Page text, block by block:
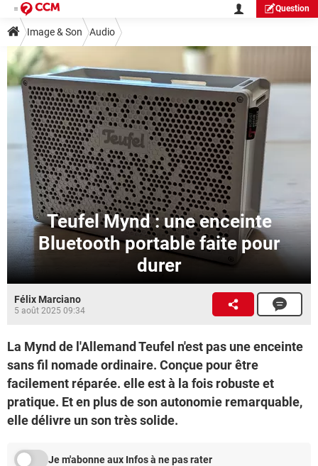
Question
Image & Son Audio
Teufel Mynd : une enceinte
Bluetooth portable faite pour
durer
Félix Marciano
5 août 2025 09:34
La Mynd de l'Allemand Teufel n'est pas une enceinte
sans fil nomade ordinaire. Conçue pour être
facilement réparée. elle est à la fois robuste et
pratique. Et en plus de son autonomie remarquable,
elle délivre un son très solide.
Je m'abonne aux Infos à ne pas rater